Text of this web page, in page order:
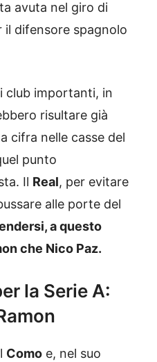
avuta nel giro di
il difensore spagnolo
club importanti, in
risultare già
cifra nelle casse del
punto
Il Real, per evitare
alle porte del
a questo
che Nico Paz.
la Serie A:
Como e, nel suo